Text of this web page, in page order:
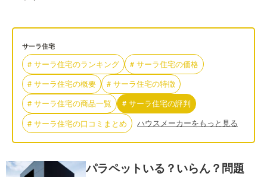
サーラ住宅
# サーラ住宅のランキング # サーラ住宅の価格
# サーラ住宅の概要 # サーラ住宅の特徴
# サーラ住宅の商品一覧 # サーラ住宅の評判
# サーラ住宅の口コミまとめ ハウスメーカーをもっと見る
パラペットいる？いらん？問題